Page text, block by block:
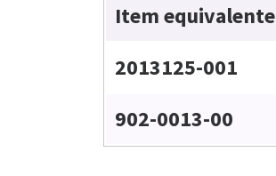
Item equivalente
2013125-001
902-0013-00